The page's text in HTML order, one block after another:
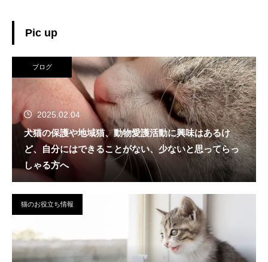
Pic up
ブログ
2025.02.04
犬猫の保護や地域猫、動物愛護活動に興味はあるけ
ど、自分にはできることがない、少ないと思ってらっ
しゃる方へ
猫のお役立ち情報